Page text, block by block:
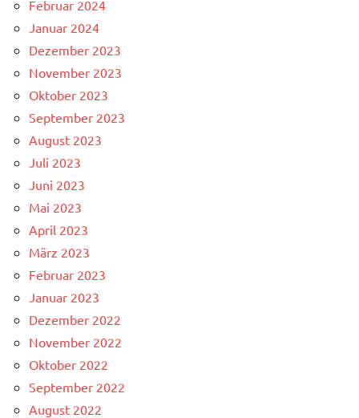
Februar 2024
Januar 2024
Dezember 2023
November 2023
Oktober 2023
September 2023
August 2023
Juli 2023
Juni 2023
Mai 2023
April 2023
März 2023
Februar 2023
Januar 2023
Dezember 2022
November 2022
Oktober 2022
September 2022
August 2022